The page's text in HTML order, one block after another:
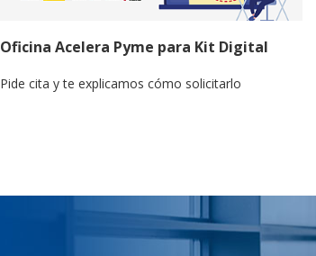
Oficina Acelera Pyme para Kit Digital
Pide cita y te explicamos cómo solicitarlo